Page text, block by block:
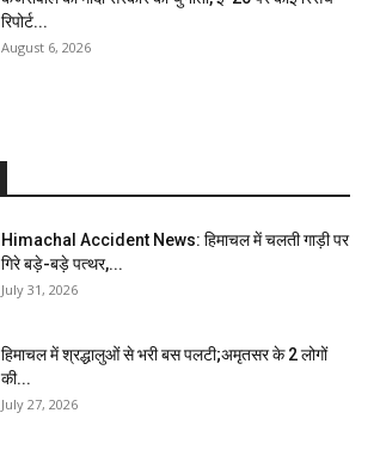
रिपोर्ट...
August 6, 2026
Himachal Accident News: हिमाचल में चलती गाड़ी पर
गिरे बड़े-बड़े पत्थर,...
July 31, 2026
हिमाचल में श्रद्धालुओं से भरी बस पलटी;अमृतसर के 2 लोगों
की...
July 27, 2026